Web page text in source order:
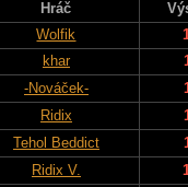
Hráč
Wolfik
khar
-Nováček-
Ridix
Tehol Beddict
Ridix V.